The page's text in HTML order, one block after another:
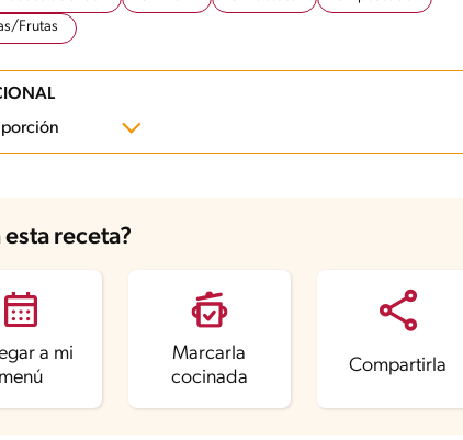
Frutas
receta?
a mi
menú
Marcarla
cocinada
Compartirla